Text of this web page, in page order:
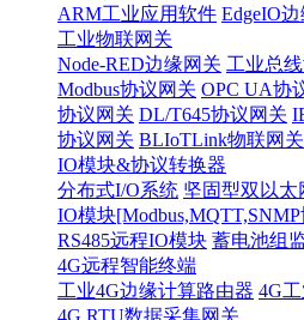
ARM工业应用软件 EdgeIO
工业物联网关
Node-RED边缘网关 工业总
Modbus协议网关 OPC UA协
协议网关 DL/T645协议网关
协议网关 BLIoTLink物联网
IO模块&协议转换器
分布式I/O系统 坚固型双以太
IO模块
RS485远程IO模块 蓄电池组
4G远程智能终端
工业4G边缘计算路由器 4G
4G RTU数据采集网关